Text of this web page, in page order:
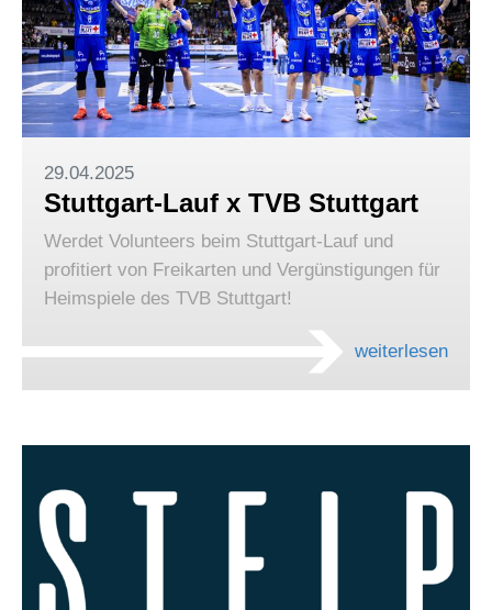
29.04.2025
Stuttgart-Lauf x TVB Stuttgart
Werdet Volunteers beim Stuttgart-Lauf und
profitiert von Freikarten und Vergünstigungen für
Heimspiele des TVB Stuttgart!
weiterlesen